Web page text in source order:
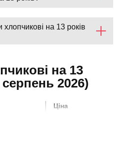
на 13 років
на 13
серпень 2026)
Ціна